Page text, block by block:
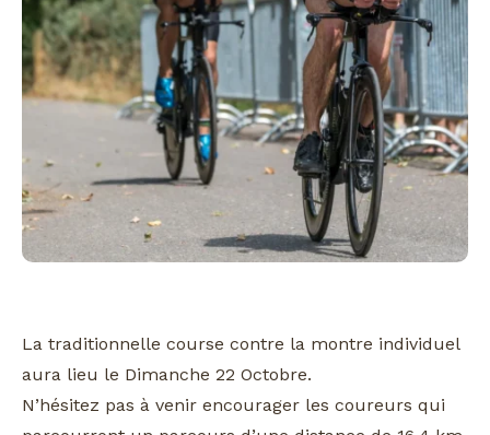
La traditionnelle course contre la montre individuel
aura lieu le Dimanche 22 Octobre.
N’hésitez pas à venir encourager les coureurs qui